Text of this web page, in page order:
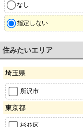
なし
指定しない
住みたいエリア
埼玉県
所沢市
東京都
杉並区